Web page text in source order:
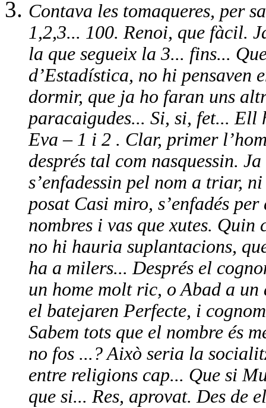
Contava les tomaqueres, per
1,2,3... 100. Renoi, que fàcil.
la que segueix la 3... fins...
d’Estadística, no hi pensaven
dormir, que ja ho faran uns
paracaigudes... Si, si, fet...
Eva – 1 i 2 . Clar, primer
després tal com nasquessin.
s’enfadessin pel nom a triar,
posat Casi miro, s’enfadés
nombres i vas que xutes.
no hi hauria suplantacions,
ha a milers... Després el
un home molt ric, o Abad a
el batejaren Perfecte, i
Sabem tots que el nombre és
no fos ...? Això seria la
entre religions cap... Que si
que si... Res, aprovat. Des de